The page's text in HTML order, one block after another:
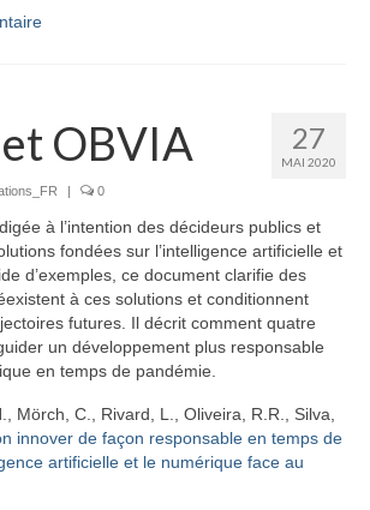
27
MAI 2020
OBVIA
| 0
à l’intention des décideurs publics et
fondées sur l’intelligence artificielle et
d’exemples, ce document clarifie des
à ces solutions et conditionnent
futures. Il décrit comment quatre
un développement plus responsable
en temps de pandémie.
Mörch, C., Rivard, L., Oliveira, R.R., Silva,
innover de façon responsable en temps de
artificielle et le numérique face au